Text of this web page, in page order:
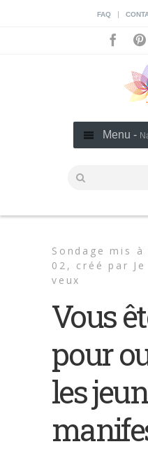
FAQ |
Menu -
Sondage mis
02, créé par
veux
Vous
pour
les